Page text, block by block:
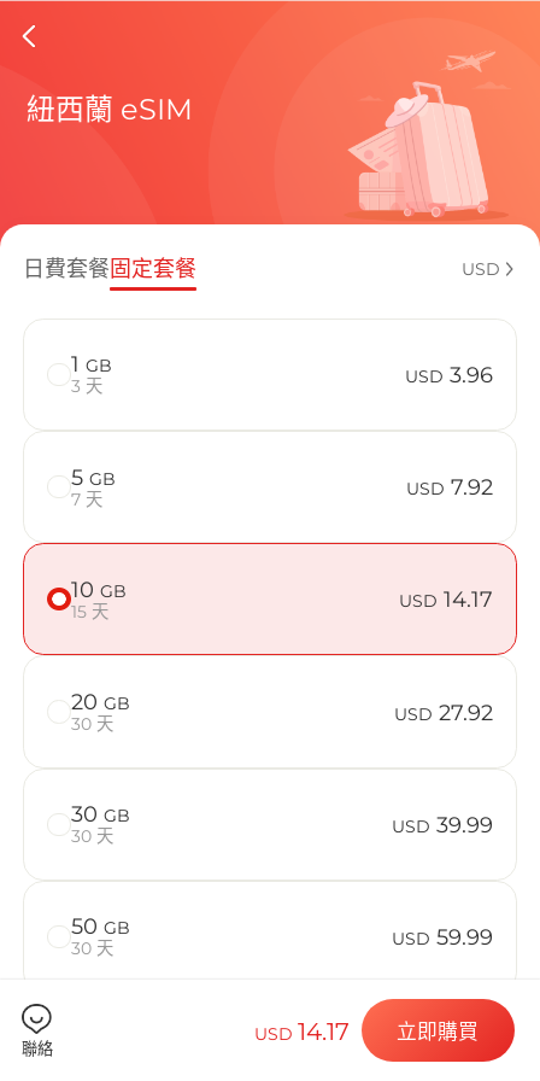
New
包含目前
如何享受
在 New
Billion
選擇您的目的
安裝您的
紐西蘭 eSIM
日費套餐固定套餐 USD
1 GB
3 天
USD 3.96
5 GB
7 天
USD 7.92
10 GB
15 天
USD 14.17
20 GB
30 天
USD 27.92
30 GB
30 天
USD 39.99
50 GB
30 天
USD 59.99
聯絡
USD 14.17 立即購買